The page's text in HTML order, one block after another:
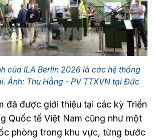
của ILA Berlin 2026 là các hệ thống
Ảnh: Thu Hằng - PV TTXVN tại Đức
đã được giới thiệu tại các kỳ Triển
Quốc tế Việt Nam cũng như một
phòng trong khu vực, từng bước